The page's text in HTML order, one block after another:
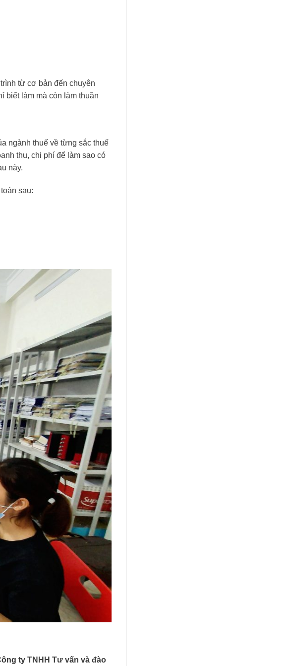
từ cơ bản đến chuyên
biết làm mà còn làm thuần
ngành thuế về từng sắc thuế
thu, chi phí để làm sao có
này.
sau:
ty TNHH Tư vấn và đào